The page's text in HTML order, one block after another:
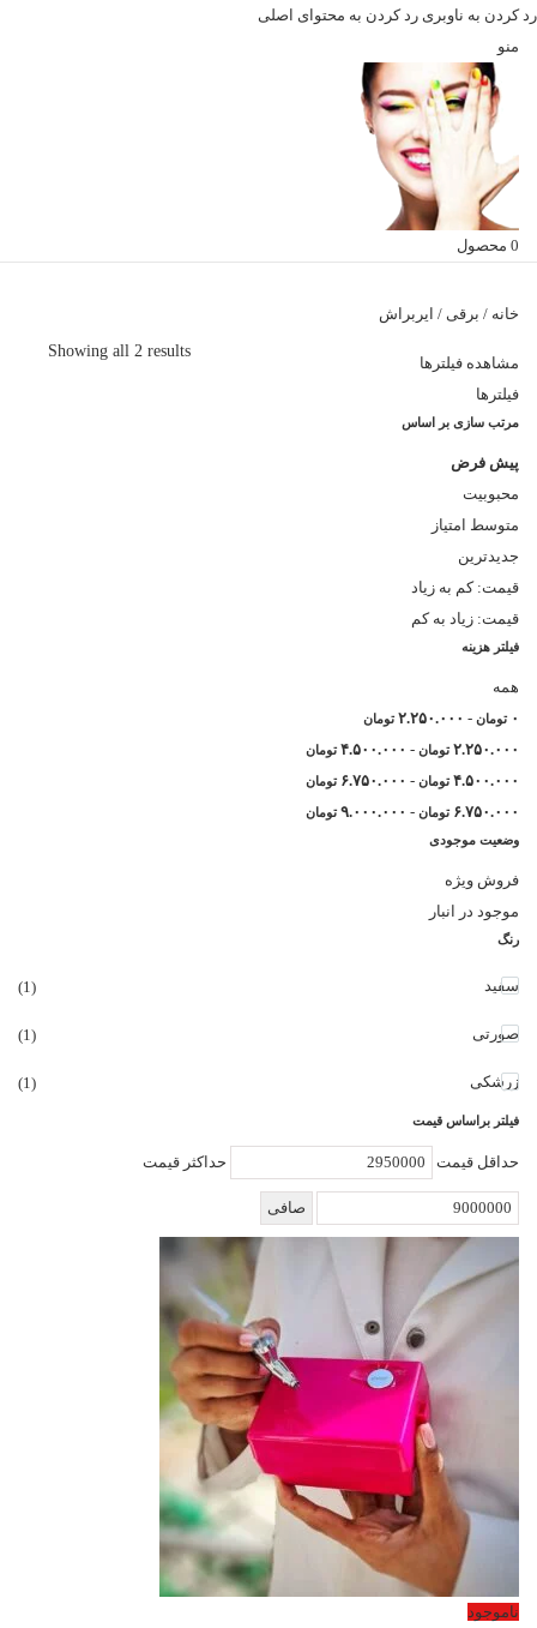
رد کردن به ناوبری رد کردن به محتوای اصلی
منو
0 محصول
خانه / برقی / ایربراش
Showing all 2 results
مشاهده فیلترها
فیلترها
مرتب سازی بر اساس
پیش فرض
محبوبیت
متوسط امتیاز
جدیدترین
قیمت: کم به زیاد
قیمت: زیاد به کم
فیلتر هزینه
همه
۰ تومان - ۲.۲۵۰.۰۰۰ تومان
۲.۲۵۰.۰۰۰ تومان - ۴.۵۰۰.۰۰۰ تومان
۴.۵۰۰.۰۰۰ تومان - ۶.۷۵۰.۰۰۰ تومان
۶.۷۵۰.۰۰۰ تومان - ۹.۰۰۰.۰۰۰ تومان
وضعیت موجودی
فروش ویژه
موجود در انبار
رنگ
سفید (1)
صورتی (1)
زرشکی (1)
فیلتر براساس قیمت
حداقل قیمت حداكثر قيمت
صافی
ناموجود